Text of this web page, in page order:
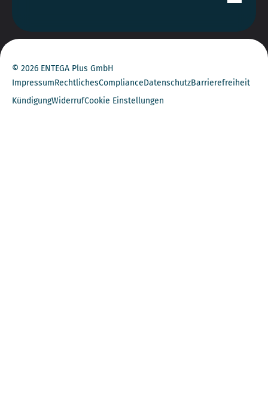
© 2026 ENTEGA Plus GmbH
ImpressumRechtlichesComplianceDatenschutzBarrierefreiheit
KündigungWiderrufCookie Einstellungen